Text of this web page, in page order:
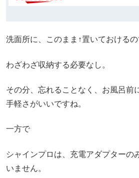
洗面所に、このまま↑置いておける
わざわざ収納する必要なし。
その分、忘れることなく、お風呂前
手軽さがいいですね。
一方で
シャインプロは、充電アダプターの
いません。